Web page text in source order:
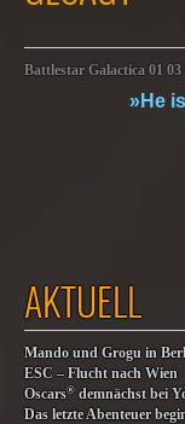
Battlestar Galactica 01 03
»He
AKTUELL
Mando und Grogu in
ESC – Flucht nach Wien
Oscars® demnächst bei
Das letzte Abenteuer